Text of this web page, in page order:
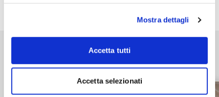
Mostra dettagli
Accetta tutti
Accetta selezionati
“
Vedi tutti gli articoli di News